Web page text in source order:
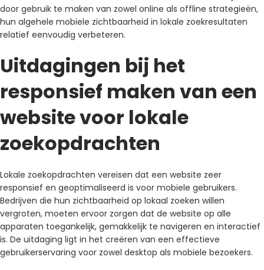
door gebruik te maken van zowel online als offline strategieën,
hun algehele mobiele zichtbaarheid in lokale zoekresultaten
relatief eenvoudig verbeteren.
Uitdagingen bij het
responsief maken van een
website voor lokale
zoekopdrachten
Lokale zoekopdrachten vereisen dat een website zeer
responsief en geoptimaliseerd is voor mobiele gebruikers.
Bedrijven die hun zichtbaarheid op lokaal zoeken willen
vergroten, moeten ervoor zorgen dat de website op alle
apparaten toegankelijk, gemakkelijk te navigeren en interactief
is. De uitdaging ligt in het creëren van een effectieve
gebruikerservaring voor zowel desktop als mobiele bezoekers.